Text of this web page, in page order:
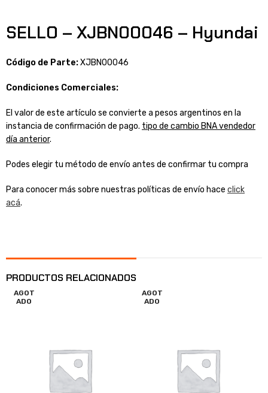
SELLO – XJBN00046 – Hyundai
Código de Parte:XJBN00046
Condiciones Comerciales:
El valor de este artículo se convierte a pesos argentinos en la
instancia de confirmación de pago. tipo de cambio BNA vendedor
día anterior.
Podes elegir tu método de envío antes de confirmar tu compra
Para conocer más sobre nuestras políticas de envío hace click
acá.
PRODUCTOS RELACIONADOS
AGOT
ADO
AGOT
ADO